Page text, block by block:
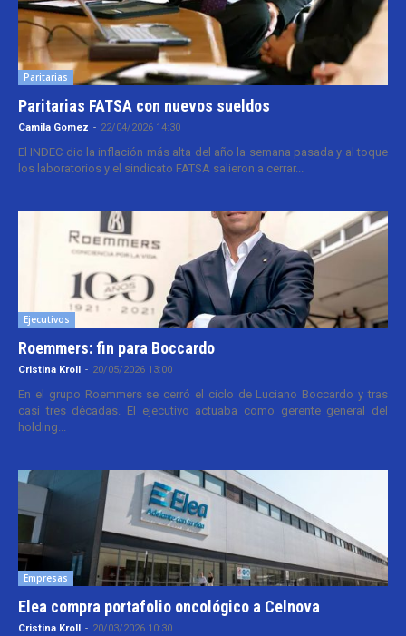
Paritarias
Paritarias FATSA con nuevos sueldos
Camila Gomez - 22/04/2026 14:30
El INDEC dio la inflación más alta del año la semana pasada y al toque
los laboratorios y el sindicato FATSA salieron a cerrar...
Ejecutivos
Roemmers: fin para Boccardo
Cristina Kroll - 20/05/2026 13:00
En el grupo Roemmers se cerró el ciclo de Luciano Boccardo y tras
casi tres décadas. El ejecutivo actuaba como gerente general del
holding...
Empresas
Elea compra portafolio oncológico a Celnova
Cristina Kroll - 20/03/2026 10:30